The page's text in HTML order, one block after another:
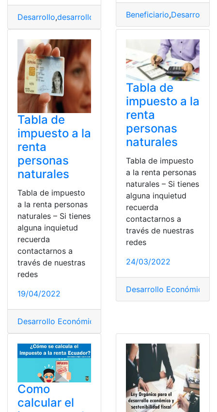
Desarrollo,desarrollo de la industria,desarrollo del
Beneficiario,Desarrollo
Tabla de
impuesto a la
renta
personas
naturales
Tabla de impuesto
a la renta personas
naturales – Si tienes
alguna inquietud
recuerda
contactarnos a
través de nuestras
redes
19/04/2022
Desarrollo Económico
Tabla de
impuesto a la
renta
personas
naturales
Tabla de impuesto
a la renta personas
naturales – Si tienes
alguna inquietud
recuerda
contactarnos a
través de nuestras
redes
24/03/2022
Desarrollo Económico
Como
calcular el